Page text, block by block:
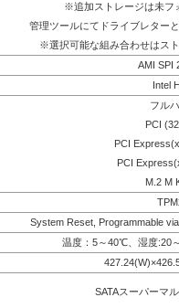
※追加ストレージは未フ
管理ツールにてドライブレター
※選択可能な組み合わせはス
AMI SPI
Intel
フル
PCI
PCI
PCI
M.2 M
System Reset, Programmable
温度：5～40℃、湿度:20
SATAスーパーマ